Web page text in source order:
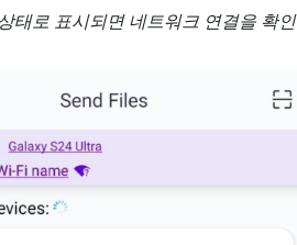
태로 표시되면 네트워크 연결을 확인